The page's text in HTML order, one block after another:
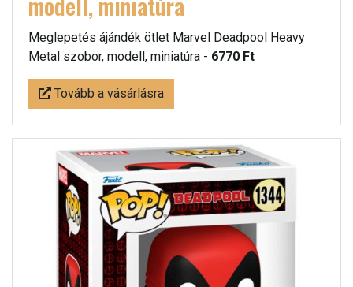
Meglepetés ájándék ötlet Marvel Deadpool Heavy
Metal szobor, modell, miniatúra - 6770 Ft
Tovább a vásárlásra